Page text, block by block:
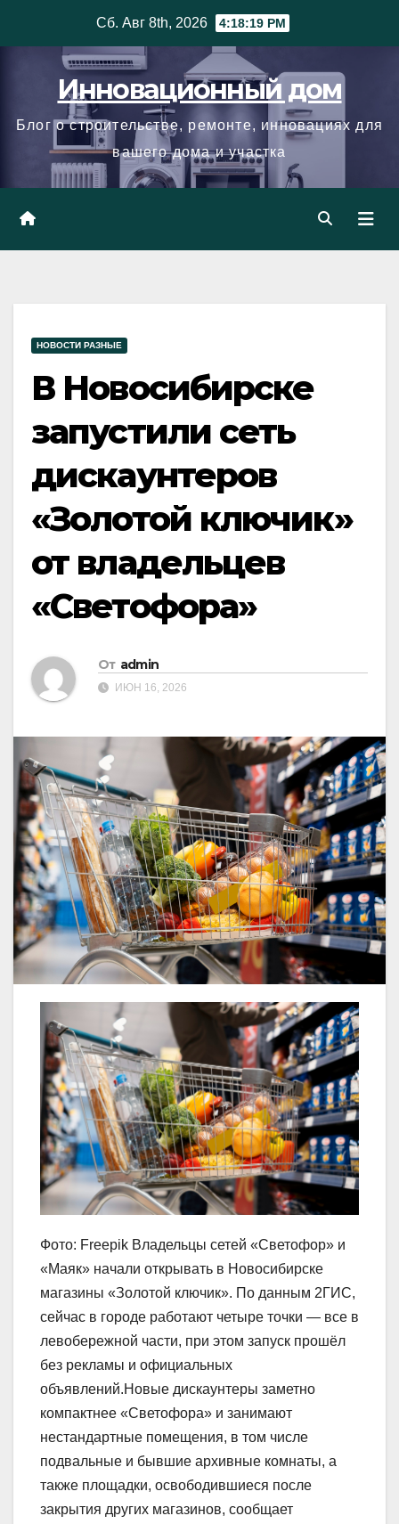
Сб. Авг 8th, 2026 4:18:20 PM
Инновационный дом
Блог о строительстве, ремонте, инновациях для
вашего дома и участка
НОВОСТИ РАЗНЫЕ
В Новосибирске
запустили сеть
дискаунтеров
«Золотой ключик»
от владельцев
«Светофора»
От admin
ИЮН 16, 2026
Фото: Freepik Владельцы сетей «Светофор» и
«Маяк» начали открывать в Новосибирске
магазины «Золотой ключик». По данным 2ГИС,
сейчас в городе работают четыре точки — все в
левобережной части, при этом запуск прошёл
без рекламы и официальных
объявлений.Новые дискаунтеры заметно
компактнее «Светофора» и занимают
нестандартные помещения, в том числе
подвальные и бывшие архивные комнаты, а
также площадки, освободившиеся после
закрытия других магазинов, сообщает